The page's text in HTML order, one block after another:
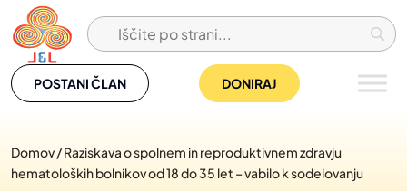
Skip
to
content
POSTANI ČLAN DONIRAJ
Domov/Raziskava o spolnem in reproduktivnem zdravju
hematoloških bolnikov od 18 do 35 let – vabilo k sodelovanju